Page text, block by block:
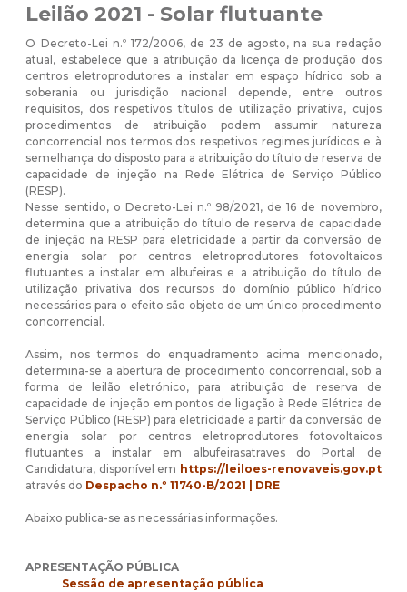
Leilão 2021 - Solar flutuante
O Decreto-Lei n.º 172/2006, de 23 de agosto, na sua redação
atual, estabelece que a atribuição da licença de produção dos
centros eletroprodutores a instalar em espaço hídrico sob a
soberania ou jurisdição nacional depende, entre outros
requisitos, dos respetivos títulos de utilização privativa, cujos
procedimentos de atribuição podem assumir natureza
concorrencial nos termos dos respetivos regimes jurídicos e à
semelhança do disposto para a atribuição do título de reserva de
capacidade de injeção na Rede Elétrica de Serviço Público
(RESP).
Nesse sentido, o Decreto-Lei n.º 98/2021, de 16 de novembro,
determina que a atribuição do título de reserva de capacidade
de injeção na RESP para eletricidade a partir da conversão de
energia solar por centros eletroprodutores fotovoltaicos
flutuantes a instalar em albufeiras e a atribuição do título de
utilização privativa dos recursos do domínio público hídrico
necessários para o efeito são objeto de um único procedimento
concorrencial.
Assim, nos termos do enquadramento acima mencionado,
determina-se a abertura de procedimento concorrencial, sob a
forma de leilão eletrónico, para atribuição de reserva de
capacidade de injeção em pontos de ligação à Rede Elétrica de
Serviço Público (RESP) para eletricidade a partir da conversão de
energia solar por centros eletroprodutores fotovoltaicos
flutuantes a instalar em albufeirasatraves do Portal de
Candidatura, disponível em https://leiloes-renovaveis.gov.pt
através do Despacho n.º 11740-B/2021 | DRE
Abaixo publica-se as necessárias informações.
APRESENTAÇÃO PÚBLICA
Sessão de apresentação pública